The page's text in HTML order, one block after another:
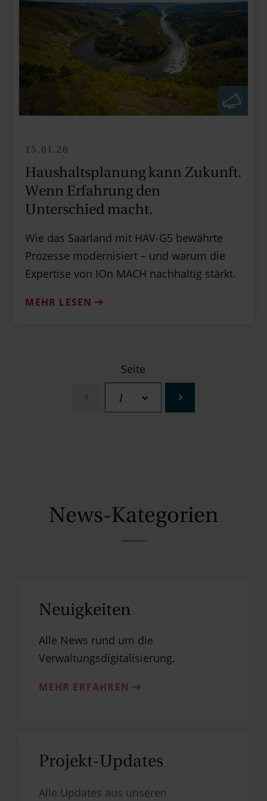
15.01.26
Haushaltsplanung kann Zukunft.
Wenn Erfahrung den
Unterschied macht.
Wie das Saarland mit HAV-G5 bewährte
Prozesse modernisiert – und warum die
Expertise von IOn MACH nachhaltig stärkt.
MEHR LESEN
Seite
News-Kategorien
Neuig­keiten
Alle News rund um die
Verwaltungsdigitalisierung.
MEHR ERFAHREN
Projekt-Updates
Alle Updates aus unseren